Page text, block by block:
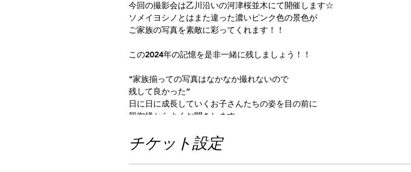
今回の撮影会は乙川沿いの河津桜並木にて開催します☆
ソメイヨシノとはまた違った濃いピンク色の景色が
ご家族の写真を素敵に彩ってくれます！！
この2024年の記憶を是非一緒に残しましょう！！
"家族揃っての写真はなかなか撮れないので
残して良かった”
日に日に成長していくお子さんたちの姿を目の前に
親御様からよくお聞きします。
みなさまのご応募をぜひお待ちしております！！
なお、全ての予約が満席になり次第、応募を締め切りとさせていただきます。
チケット設定